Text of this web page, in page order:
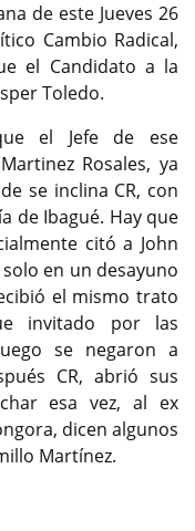
de este Jueves 26
Cambio Radical,
el Candidato a la
Toledo.
el Jefe de ese
Rosales, ya
se inclina CR, con
de Ibagué. Hay que
citó a John
en un desayuno
el mismo trato
invitado por las
se negaron a
CR, abrió sus
esa vez, al ex
dicen algunos
Martínez.